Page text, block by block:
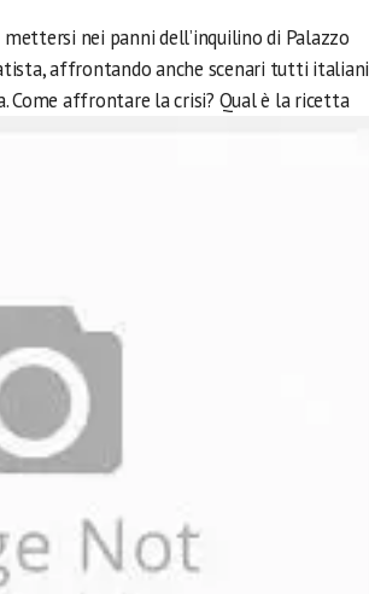
nei panni dell’inquilino di Palazzo
affrontando anche scenari tutti italiani
Come affrontare la crisi? Qual è la ricetta